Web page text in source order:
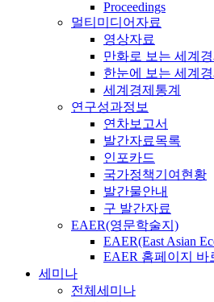
Proceedings
멀티미디어자료
영상자료
만화로 보는 세계경
한눈에 보는 세계경
세계경제통계
연구성과정보
연차보고서
발간자료목록
인포카드
국가정책기여현황
발간물안내
구 발간자료
EAER(영문학술지)
EAER(East Asian
EAER 홈페이지 바
세미나
전체세미나